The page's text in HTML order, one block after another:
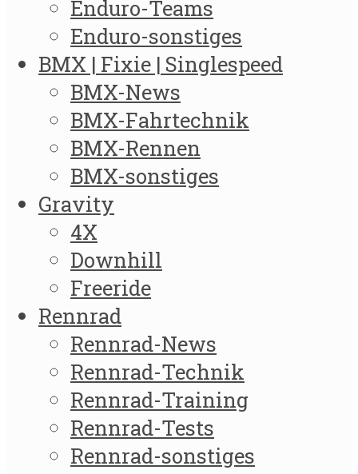
Enduro-Teams
Enduro-sonstiges
BMX | Fixie | Singlespeed
BMX-News
BMX-Fahrtechnik
BMX-Rennen
BMX-sonstiges
Gravity
4X
Downhill
Freeride
Rennrad
Rennrad-News
Rennrad-Technik
Rennrad-Training
Rennrad-Tests
Rennrad-sonstiges